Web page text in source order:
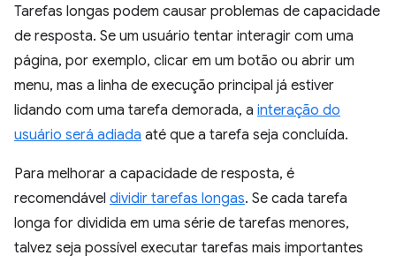
Tarefas longas podem causar problemas de capacidade
de resposta. Se um usuário tentar interagir com uma
página, por exemplo, clicar em um botão ou abrir um
menu, mas a linha de execução principal já estiver
lidando com uma tarefa demorada, a interação do
usuário será adiada até que a tarefa seja concluída.
Para melhorar a capacidade de resposta, é
recomendável dividir tarefas longas. Se cada tarefa
longa for dividida em uma série de tarefas menores,
talvez seja possível executar tarefas mais importantes